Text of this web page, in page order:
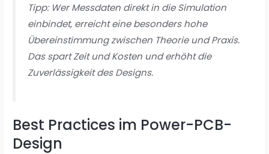
Tipp: Wer Messdaten direkt in die Simulation
einbindet, erreicht eine besonders hohe
Übereinstimmung zwischen Theorie und Praxis.
Das spart Zeit und Kosten und erhöht die
Zuverlässigkeit des Designs.
Best Practices im Power-PCB-
Design